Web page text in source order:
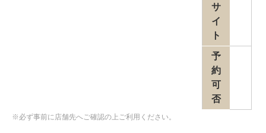
サ
イ
ト
予
約
可
否
※必ず事前に店舗先へご確認の上ご利用ください。